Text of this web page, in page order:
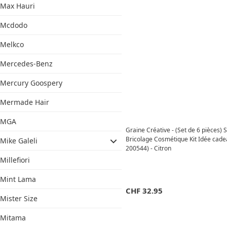
Max Hauri
Mcdodo
Melkco
Mercedes-Benz
Mercury Goospery
Mermade Hair
MGA
Mike Galeli
Millefiori
Mint Lama
Mister Size
Mitama
Graine Créative - (Set de 6 pièces)
Bricolage Cosmétique Kit Idée
200544) - Citron
CHF 32.95